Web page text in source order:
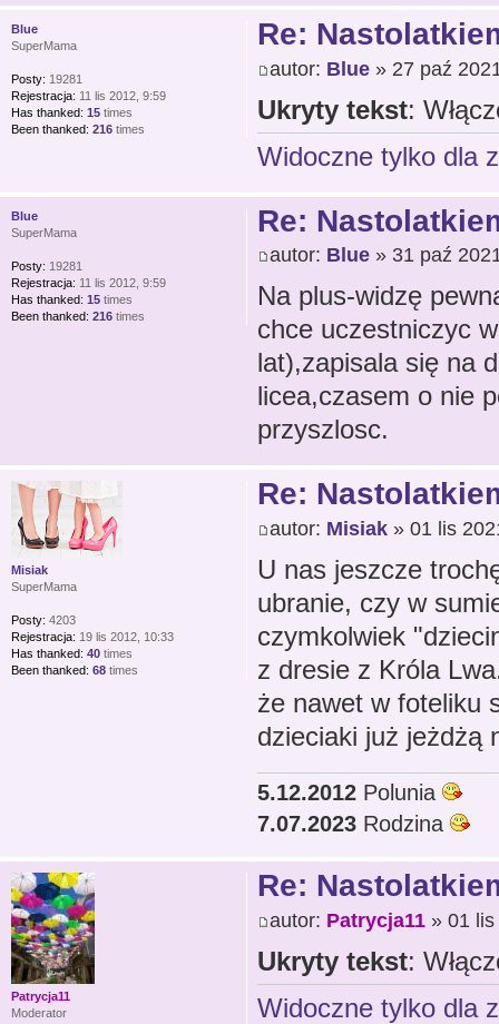
Re:
autor: Blue» 27 paź
Ukryty tekst:
Widoczne tylko dla
Blue
SuperMama
Posty: 19281
Rejestracja: 11 lis 2012, 9:59
Has thanked: 15 times
Been thanked: 216 times
Re:
autor: Blue» 31 paź
Na plus-widzę
chce uczestniczyc
lat),zapisala się na
licea,czasem o nie
przyszlosc.
Blue
SuperMama
Posty: 19281
Rejestracja: 11 lis 2012, 9:59
Has thanked: 15 times
Been thanked: 216 times
Re:
autor: Misiak» 01 lis
U nas jeszcze
ubranie, czy w
czymkolwiek
z dresie z Króla
że nawet w foteliku
dzieciaki już jeżdżą
5.12.2012Polunia
7.07.2023Rodzina
Misiak
SuperMama
Posty: 4203
Rejestracja: 19 lis 2012, 10:33
Has thanked: 40 times
Been thanked: 68 times
Re:
autor: Patrycja11» 01 lis
Ukryty tekst:
Widoczne tylko dla
Patrycja11
Moderator